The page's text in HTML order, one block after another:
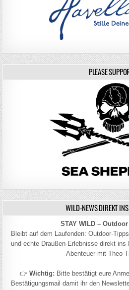
PLEASE
WILD-NEWS DIREKT
STAY WILD –
Bleibt auf dem Laufenden: Outdoor-
und echte Draußen-Erlebnisse direkt
Abenteuer mit Theo
👉 Wichtig: Bitte bestätigt eure
Bestätigungsmail damit ihr den